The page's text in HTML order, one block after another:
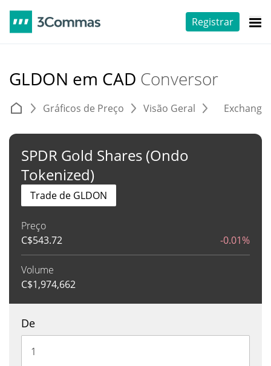
Registrar
GLDON em CAD Conversor
Gráficos de Preço Visão Geral
SPDR Gold Shares (Ondo
Tokenized)
Preço
C$543.72 -0.01%
Volume
C$1,974,662
Trade de GLDON
De